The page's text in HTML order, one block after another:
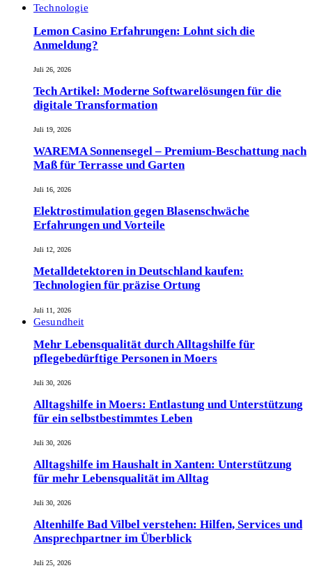
Technologie
Lemon Casino Erfahrungen: Lohnt sich die
Anmeldung?
Juli 26, 2026
Tech Artikel: Moderne Softwarelösungen für die
digitale Transformation
Juli 19, 2026
WAREMA Sonnensegel – Premium-Beschattung nach
Maß für Terrasse und Garten
Juli 16, 2026
Elektrostimulation gegen Blasenschwäche
Erfahrungen und Vorteile
Juli 12, 2026
Metalldetektoren in Deutschland kaufen:
Technologien für präzise Ortung
Juli 11, 2026
Gesundheit
Mehr Lebensqualität durch Alltagshilfe für
pflegebedürftige Personen in Moers
Juli 30, 2026
Alltagshilfe in Moers: Entlastung und Unterstützung
für ein selbstbestimmtes Leben
Juli 30, 2026
Alltagshilfe im Haushalt in Xanten: Unterstützung
für mehr Lebensqualität im Alltag
Juli 30, 2026
Altenhilfe Bad Vilbel verstehen: Hilfen, Services und
Ansprechpartner im Überblick
Juli 25, 2026